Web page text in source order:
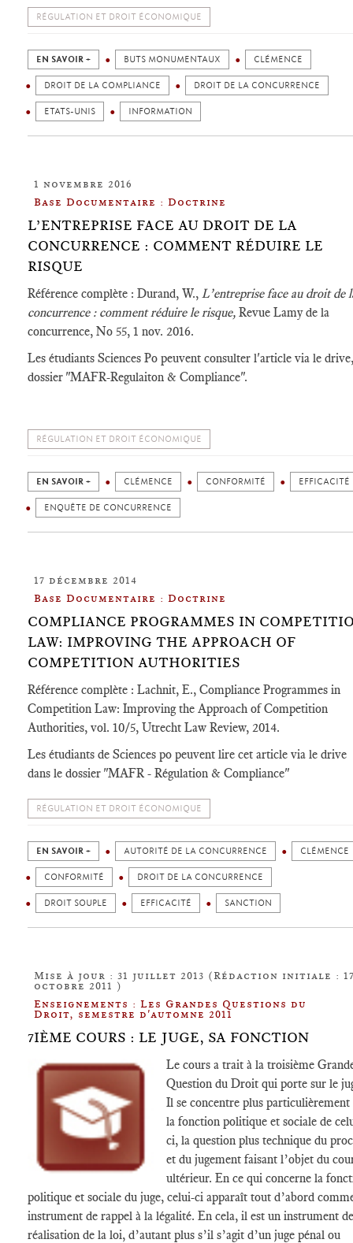
RÉGULATION ET DROIT ÉCONOMIQUE
EN SAVOIR + BUTS MONUMENTAUX CLÉMENCE
DROIT DE LA COMPLIANCE DROIT DE LA CONCURRENCE
ETATS-UNIS INFORMATION
1 novembre 2016
Base Documentaire : Doctrine
L’ENTREPRISE FACE AU DROIT DE LA
CONCURRENCE : COMMENT RÉDUIRE LE
RISQUE
Référence complète : Durand, W., L’entreprise face au droit de
concurrence : comment réduire le risque, Revue Lamy de la
concurrence, No 55, 1 nov. 2016.
Les étudiants Sciences Po peuvent consulter l'article via le drive,
dossier "MAFR-Regulaiton & Compliance".
RÉGULATION ET DROIT ÉCONOMIQUE
EN SAVOIR + CLÉMENCE CONFORMITÉ EFFICACITÉ
ENQUÊTE DE CONCURRENCE
17 décembre 2014
Base Documentaire : Doctrine
COMPLIANCE PROGRAMMES IN
LAW: IMPROVING THE APPROACH OF
COMPETITION AUTHORITIES
Référence complète : Lachnit, E., Compliance Programmes in
Competition Law: Improving the Approach of Competition
Authorities, vol. 10/5, Utrecht Law Review, 2014.
Les étudiants de Sciences po peuvent lire cet article via le drive
dans le dossier "MAFR - Régulation & Compliance"
RÉGULATION ET DROIT ÉCONOMIQUE
EN SAVOIR + AUTORITÉ DE LA CONCURRENCE CLÉMENCE
CONFORMITÉ DROIT DE LA CONCURRENCE
DROIT SOUPLE EFFICACITÉ SANCTION
Mise à jour : 31 juillet 2013 (Rédaction initiale :
octobre 2011 )
Enseignements : Les Grandes Questions du
Droit, semestre d'automne 2011
7IÈME COURS : LE JUGE, SA FONCTION
Le cours a trait à la troisième
Question du Droit qui porte sur le
Il se concentre plus particulièrement
la fonction politique et sociale de
ci, la question plus technique du
et du jugement faisant l’objet du
ultérieur. En ce qui concerne la
politique et sociale du juge, celui-ci apparaît tout d’abord
instrument de rappel à la légalité. En cela, il est un instrument de
réalisation de la loi, d’autant plus s’il s’agit d’un juge pénal ou